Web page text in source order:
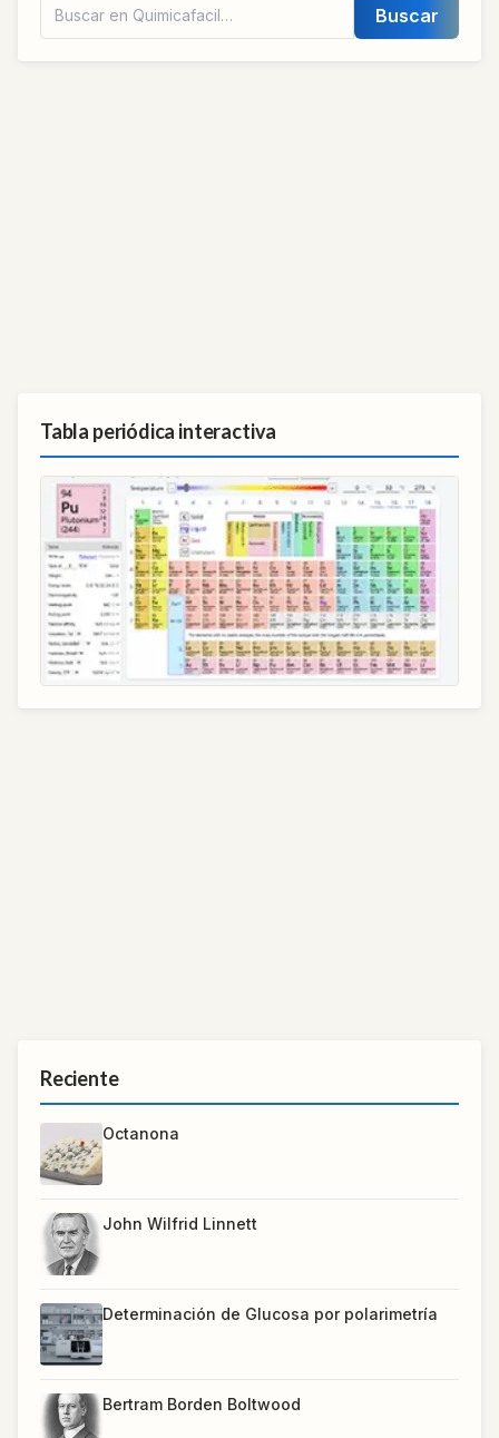
Buscar
Tabla periódica interactiva
Reciente
Octanona
John Wilfrid Linnett
Determinación de Glucosa por polarimetría
Bertram Borden Boltwood